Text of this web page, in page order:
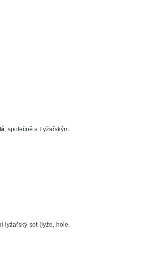
, společně s Lyžařským
set (lyže, hole,